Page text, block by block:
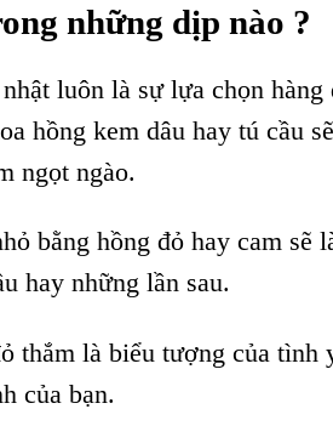
những dịp nào ?
luôn là sự lựa chọn
hồng kem dâu hay tú cầu
ngọt ngào.
bằng hồng đỏ hay cam sẽ
hay những lần sau.
thắm là biểu tượng của tình
của bạn.